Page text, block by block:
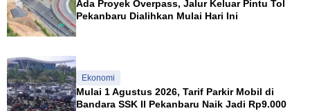
Ada Proyek Overpass, Jalur Keluar Pintu Tol
Pekanbaru Dialihkan Mulai Hari Ini
Ekonomi
Mulai 1 Agustus 2026, Tarif Parkir Mobil di
Bandara SSK II Pekanbaru Naik Jadi Rp9.000